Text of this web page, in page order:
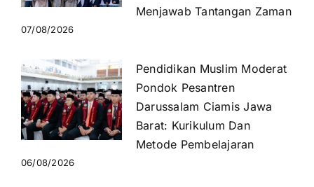
Menjawab Tantangan Zaman
07/08/2026
Pendidikan Muslim Moderat
Pondok Pesantren
Darussalam Ciamis Jawa
Barat: Kurikulum Dan
Metode Pembelajaran
06/08/2026